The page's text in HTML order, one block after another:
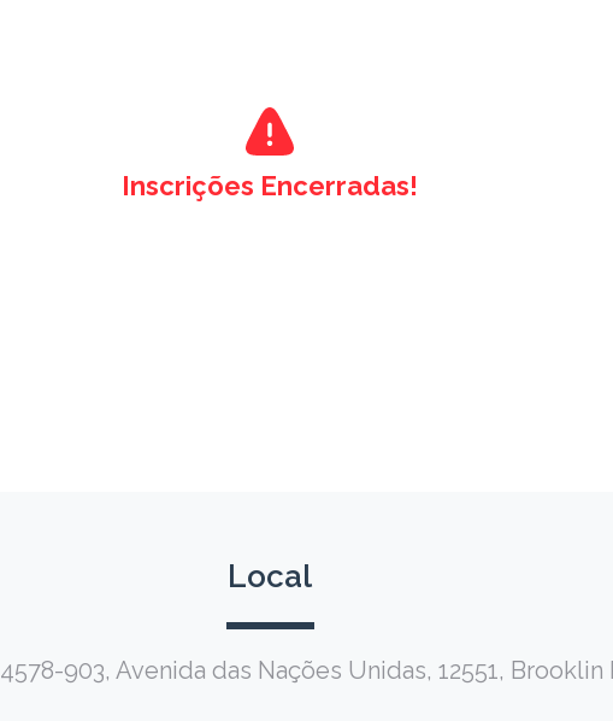
Inscrições Encerradas!
Local
903, Avenida das Nações Unidas, 12551,